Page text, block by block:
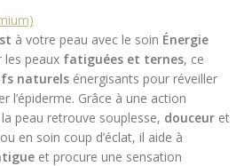
à votre peau avec le soin Énergie
les peaux fatiguées et ternes, ce
naturels énergisants pour réveiller
l’épiderme. Grâce à une action
peau retrouve souplesse, douceur et
en soin coup d’éclat, il aide à
et procure une sensation